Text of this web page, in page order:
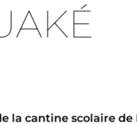
la cantine scolaire